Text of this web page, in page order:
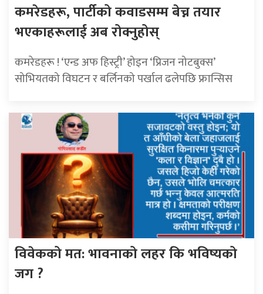
कमरेडहरू, पार्टीको कवाडसम्म बेच्न तयार
भएकाहरूलाई अब रोक्नुहोस्
कमरेडहरू ! ‘एन्ड अफ हिस्ट्री’ होइन ‘प्रिजन नोटबुक्स’
सोभियतको विघटन र बर्लिनको पर्खाल ढलेपछि फ्रान्सिस
विवेकको मत: भावनाको लहर कि भविष्यको
जग ?